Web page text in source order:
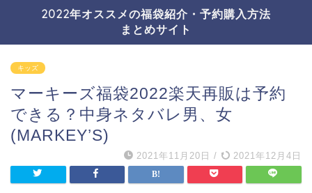
2022年オススメの福袋紹介・予約購入方法
まとめサイト
キッズ
マーキーズ福袋2022楽天再販は予約
できる？中身ネタバレ男、女
(MARKEY’S)
2021年11月20日 / 2021年12月4日